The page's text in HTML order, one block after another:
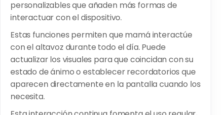
personalizables que añaden más formas de
interactuar con el dispositivo.
Estas funciones permiten que mamá interactúe
con el altavoz durante todo el día. Puede
actualizar los visuales para que coincidan con su
estado de ánimo o establecer recordatorios que
aparecen directamente en la pantalla cuando los
necesita.